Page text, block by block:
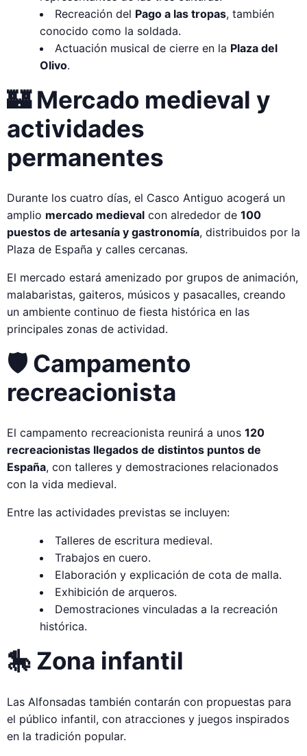
Recreación del Pago a las tropas, también
conocido como la soldada.
Actuación musical de cierre en la Plaza del
Olivo.
🏰 Mercado medieval y
actividades
permanentes
Durante los cuatro días, el Casco Antiguo acogerá un
amplio mercado medieval con alrededor de 100
puestos de artesanía y gastronomía, distribuidos por la
Plaza de España y calles cercanas.
El mercado estará amenizado por grupos de animación,
malabaristas, gaiteros, músicos y pasacalles, creando
un ambiente continuo de fiesta histórica en las
principales zonas de actividad.
🛡 Campamento
recreacionista
El campamento recreacionista reunirá a unos 120
recreacionistas llegados de distintos puntos de
España, con talleres y demostraciones relacionados
con la vida medieval.
Entre las actividades previstas se incluyen:
Talleres de escritura medieval.
Trabajos en cuero.
Elaboración y explicación de cota de malla.
Exhibición de arqueros.
Demostraciones vinculadas a la recreación
histórica.
🎠 Zona infantil
Las Alfonsadas también contarán con propuestas para
el público infantil, con atracciones y juegos inspirados
en la tradición popular.